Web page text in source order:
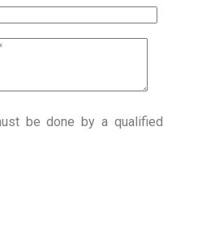
be done by a qualified